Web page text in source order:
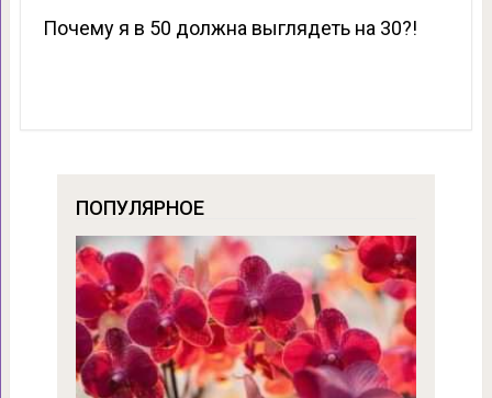
Почему я в 50 должна выглядеть на 30?!
ПОПУЛЯРНОЕ